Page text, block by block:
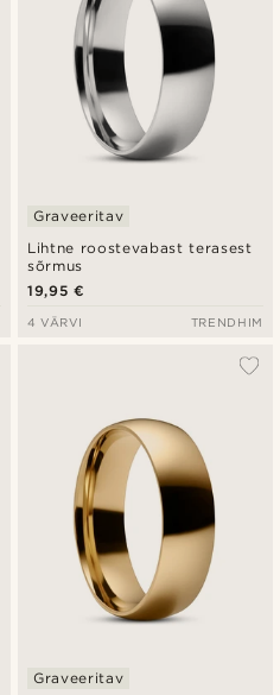
Lihtne roostevabast terasest
sõrmus
Graveeritav
19,95 €
4 VÄRVI TRENDHIM
Graveeritav